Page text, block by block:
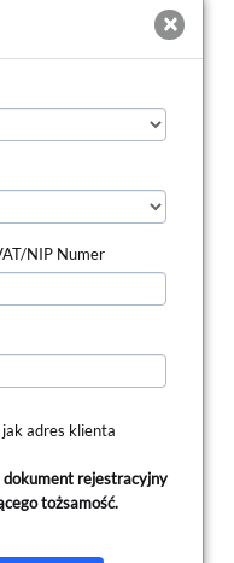
×
NIP Numer
adres klienta
dokument rejestracyjny
tożsamość.